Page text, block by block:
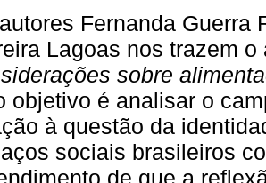
Fernanda Guerra
Lagoas nos trazem
sobre
objetivo é analisar o
à questão da
sociais brasileiros
de que a